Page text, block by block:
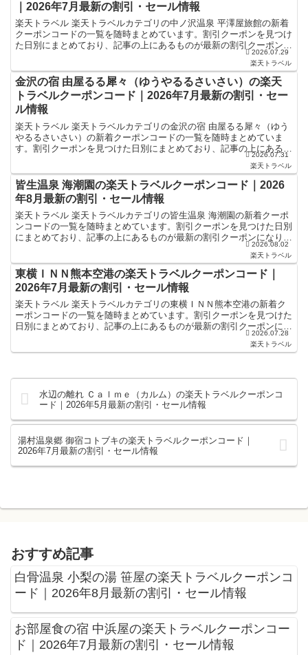
｜2026年7月最新の割引・セール情報
楽天トラベル 楽天トラベルカテゴリの中ノ沢温泉 平澤屋旅館の新着
クーポンコードの一覧を随時まとめています。割引クーポンを見つけ
た日別にまとめており、記事の上にあるものが最新の割引クーポンに
なります。ホテル・旅館宿泊の予約などで使えるクーポン...2026.07.29
楽天トラベル
金沢の宿 由屋るる犀々（ゆうやるるさいさい）の楽天
トラベルクーポンコード｜2026年7月最新の割引・セー
ル情報
楽天トラベル 楽天トラベルカテゴリの金沢の宿 由屋るる犀々（ゆう
やるるさいさい）の新着クーポンコードの一覧を随時まとめていま
す。割引クーポンを見つけた日別にまとめており、記事の上にあるも
のが最新の割引クーポンになります。ホテル・旅館宿泊の予...2026.07.31
楽天トラベル
皆生温泉 海潮園の楽天トラベルクーポンコード｜2026
年8月最新の割引・セール情報
楽天トラベル 楽天トラベルカテゴリの皆生温泉 海潮園の新着クーポ
ンコードの一覧を随時まとめています。割引クーポンを見つけた日別
にまとめており、記事の上にあるものが最新の割引クーポンになりま
す。ホテル・旅館宿泊の予約などで使えるクーポンやセー...2026.08.02
楽天トラベル
東横ＩＮＮ熊本空港の楽天トラベルクーポンコード｜
2026年7月最新の割引・セール情報
楽天トラベル 楽天トラベルカテゴリの東横ＩＮＮ熊本空港の新着ク
ーポンコードの一覧を随時まとめています。割引クーポンを見つけた
日別にまとめており、記事の上にあるものが最新の割引クーポンにな
ります。ホテル・旅館宿泊の予約などで使えるクーポンやセ...2026.07.28
楽天トラベル
水辺の離れ Ｃａｌｍｅ（カルム）の楽天トラベルクーポンコ
ード｜2026年5月最新の割引・セール情報
湯村温泉郷 御宿コトブキの楽天トラベルクーポンコード｜
2026年7月最新の割引・セール情報
おすすめ記事
白骨温泉 小梨の湯 笹屋の楽天トラベルクーポンコ
ード｜2026年8月最新の割引・セール情報
お部屋食の宿 中浜屋の楽天トラベルクーポンコー
ド｜2026年7月最新の割引・セール情報